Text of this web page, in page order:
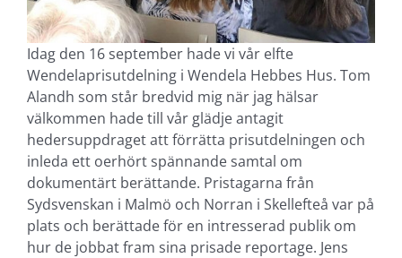
Idag den 16 september hade vi vår elfte
Wendelaprisutdelning i Wendela Hebbes Hus. Tom
Alandh som står bredvid mig när jag hälsar
välkommen hade till vår glädje antagit
hedersuppdraget att förrätta prisutdelningen och
inleda ett oerhört spännande samtal om
dokumentärt berättande. Pristagarna från
Sydsvenskan i Malmö och Norran i Skellefteå var på
plats och berättade för en intresserad publik om
hur de jobbat fram sina prisade reportage. Jens